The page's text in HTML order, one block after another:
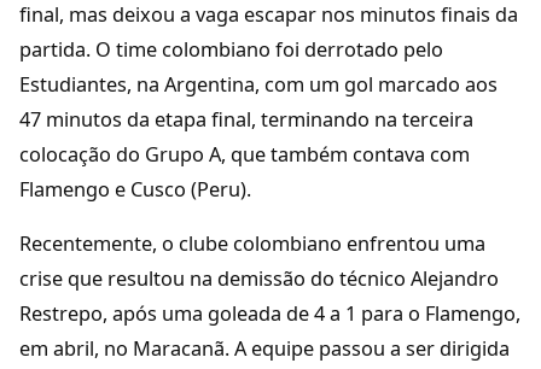
final, mas deixou a vaga escapar nos minutos finais da
partida. O time colombiano foi derrotado pelo
Estudiantes, na Argentina, com um gol marcado aos
47 minutos da etapa final, terminando na terceira
colocação do Grupo A, que também contava com
Flamengo e Cusco (Peru).
Recentemente, o clube colombiano enfrentou uma
crise que resultou na demissão do técnico Alejandro
Restrepo, após uma goleada de 4 a 1 para o Flamengo,
em abril, no Maracanã. A equipe passou a ser dirigida